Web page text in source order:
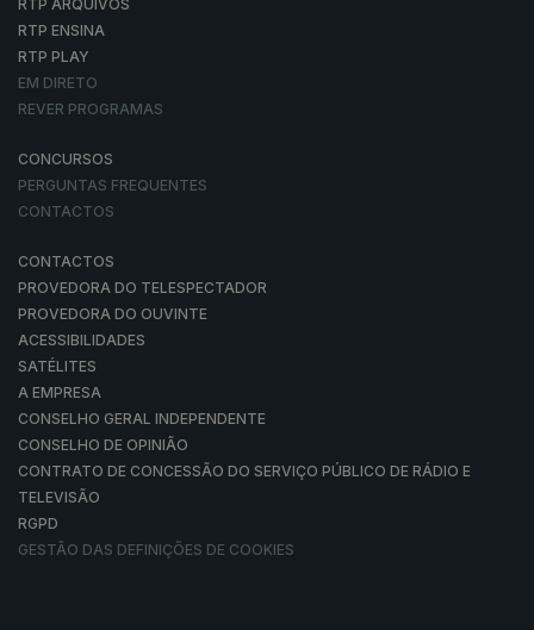
RTP ARQUIVOS
RTP ENSINA
RTP PLAY
EM DIRETO
REVER PROGRAMAS
CONCURSOS
PERGUNTAS FREQUENTES
CONTACTOS
CONTACTOS
PROVEDORA DO TELESPECTADOR
PROVEDORA DO OUVINTE
ACESSIBILIDADES
SATÉLITES
A EMPRESA
CONSELHO GERAL INDEPENDENTE
CONSELHO DE OPINIÃO
CONTRATO DE CONCESSÃO DO SERVIÇO PÚBLICO DE RÁDIO E
TELEVISÃO
RGPD
GESTÃO DAS DEFINIÇÕES DE COOKIES